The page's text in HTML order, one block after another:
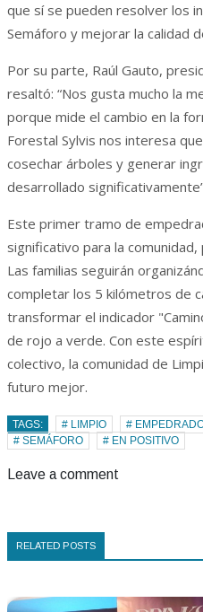
que sí se pueden resolver los
Semáforo y mejorar la calidad
Por su parte, Raúl Gauto,
resaltó: “Nos gusta mucho la
porque mide el cambio en la
Forestal Sylvis nos interesa
cosechar árboles y generar
desarrollado
Este primer tramo de
significativo para la
Las familias seguirán
completar los 5 kilómetros de
transformar el indicador
de rojo a verde. Con este
colectivo, la comunidad de
futuro mejor.
TAGS: # LIMPIO #
# SEMÁFORO
# EN POSITIVO
Leave a comment
RELATED POSTS